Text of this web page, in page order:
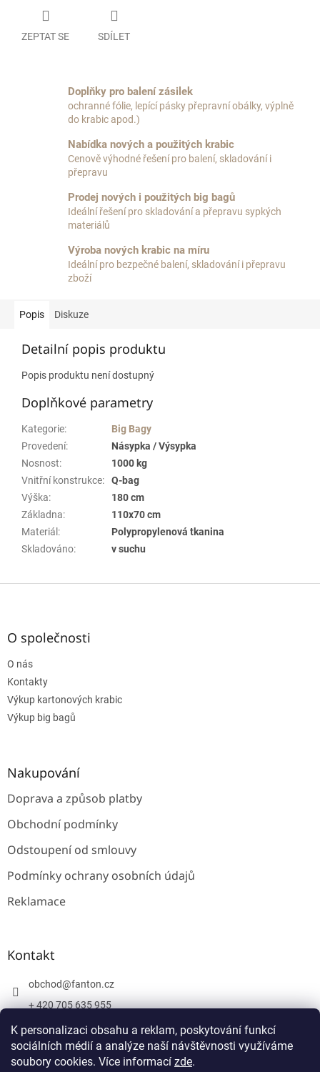
K personalizaci obsahu a reklam, poskytování funkcí
sociálních médií a analýze naší návštěvnosti využíváme
soubory cookies. Více informací zde.
ZEPTAT SE SDÍLET
Doplňky pro balení zásilek
ochranné fólie, lepící pásky přepravní obálky, výplně
do krabic apod.)
Nabídka nových a použitých krabic
Cenově výhodné řešení pro balení, skladování i
přepravu
Prodej nových i použitých big bagů
Ideální řešení pro skladování a přepravu sypkých
materiálů
Výroba nových krabic na míru
Ideální pro bezpečné balení, skladování i přepravu
zboží
Popis Diskuze
Detailní popis produktu
Popis produktu není dostupný
Doplňkové parametry
Kategorie:
Big Bagy
Provedení:
Násypka / Výsypka
Nosnost:
1000 kg
Vnitřní konstrukce:
Q-bag
Výška:
180 cm
Základna:
110x70 cm
Materiál :
Polypropylenová tkanina
Skladováno: v suchu
Z
O společnosti
O nás
Kontakty
Výkup kartonových krabic
Výkup big bagů
Nakupování
Doprava a způsob platby
Obchodní podmínky
Odstoupení od smlouvy
Podmínky ochrany osobních údajů
Reklamace
Kontakt
obchod@fanton.cz
+ 420 705 635 955
+ 420 705 635 951